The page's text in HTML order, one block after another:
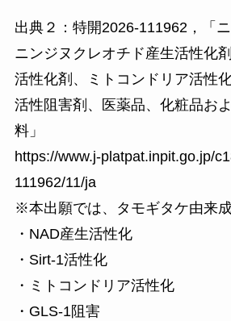
出典２：特開2026-111962，「
ニンジヌクレオチド産生活性化
活性化剤、ミトコンドリア活性
活性阻害剤、医薬品、化粧品お
料」
https://www.j-platpat.inpit.go.jp/
111962/11/ja
※本出願では、タモギタケ由来成
・NAD産生活性化
・Sirt-1活性化
・ミトコンドリア活性化
・GLS-1阻害